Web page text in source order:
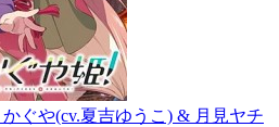
かぐや(cv.夏吉ゆうこ) & 月見ヤチ